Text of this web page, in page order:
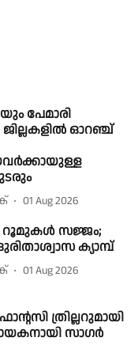
പേമാരി
ജില്ലകളിൽ ഓറഞ്ച്
01 Aug 2026
സജ്ജം;
ക്യാമ്പ്
01 Aug 2026
ത്രില്ലറുമായി
സാഗർ